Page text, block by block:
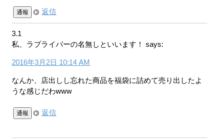
通報 返信
3.1
私、ラブライバーの名無しといいます！
says:
2016年3月2日 10:14 AM
なんか、店出しし忘れた商品を福袋に詰めて売り出したよ
うな感じだわwww
通報 返信